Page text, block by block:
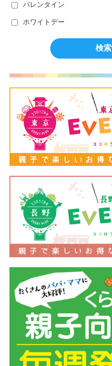
バレンタイン
ホワイトデー